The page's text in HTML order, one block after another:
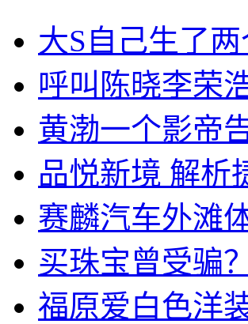
大S自己生了
呼叫陈晓李荣
黄渤一个影帝
品悦新境 解析
赛麟汽车外滩
买珠宝曾受骗
福原爱白色洋